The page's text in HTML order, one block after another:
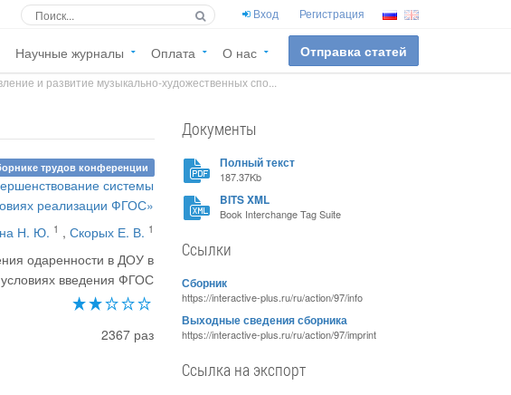
Вход Регистрация
Научные журналы Оплата О нас Отправка статей
и развитие музыкально-художественных спо...
трудов конференции
системы
реализации ФГОС»
Н. Ю. 1 ,Скорых Е. В. 1
одаренности в ДОУ в
условиях введения ФГОС
2367 раз
Документы
Полный текст
187.37Kb
BITS XML
Book Interchange Tag Suite
Ссылки
Сборник
https://interactive-plus.ru/ru/action/97/info
Выходные сведения сборника
https://interactive-plus.ru/ru/action/97/imprint
Ссылка на экспорт